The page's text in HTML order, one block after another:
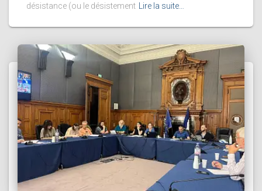
désistance (ou le désistement
Lire la suite…